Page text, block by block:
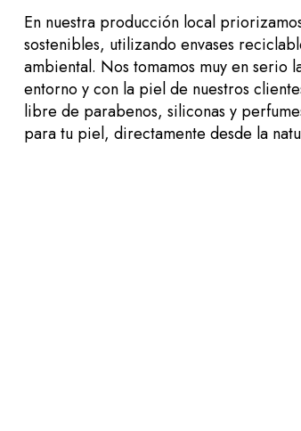
En nuestra producción local
sostenibles, utilizando envases
ambiental. Nos tomamos muy en serio
entorno y con la piel de nuestros
libre de parabenos, siliconas y
para tu piel, directamente desde la